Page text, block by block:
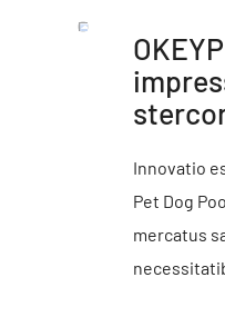
Innovatio
Pet Dog
mercatus